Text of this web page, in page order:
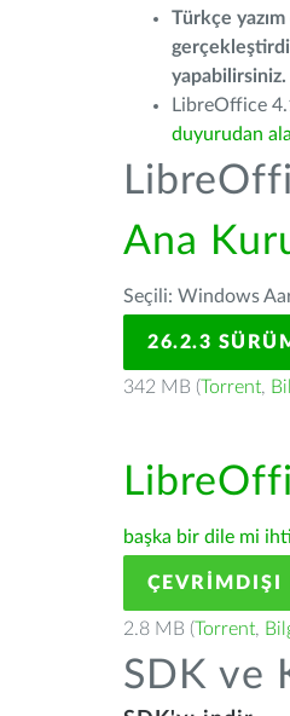
Türkçe
yapabilirsiniz.
LibreOffice
duyurudan
Ana
Seçili: Windows
26.2.3
342 MB (Torrent,
başka bir dile mi
ÇEVRIMDIŞI
2.8 MB (Torrent,
SDK ve